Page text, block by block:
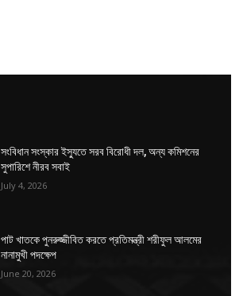
সংবিধান সংস্কার ইস্যুতে সরব বিরোধী দল, অন্য কমিশনের
সুপারিশে নীরব সবাই
July 4, 2026
পাট খাতকে পুনরুজ্জীবিত করতে প্রতিমন্ত্রী শরীফুল আলমের
নানামুখী পদক্ষেপ
June 20, 2026